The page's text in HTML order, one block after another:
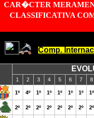
CAR�CTER
CLASSIFICATIVA
Comp.